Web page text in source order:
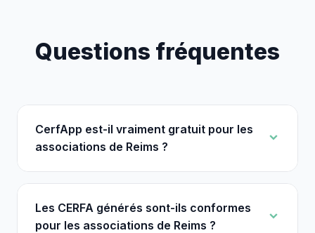
Questions fréquentes
CerfApp est-il vraiment gratuit pour les
associations de Reims ?
Les CERFA générés sont-ils conformes
pour les associations de Reims ?